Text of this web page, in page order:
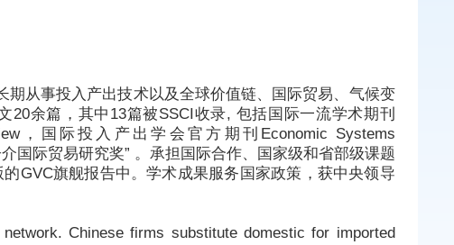
从事投入产出技术以及全球价值链、国际贸易、气候变
余篇，其中13篇被SSCI收录, 包括国际一流学术期刊
，国际投入产出学会官方期刊Economic Systems
国际贸易研究奖” 。承担国际合作、国家级和省部级课题
GVC旗舰报告中。学术成果服务国家政策，获中央领导
Chinese firms substitute domestic for imported